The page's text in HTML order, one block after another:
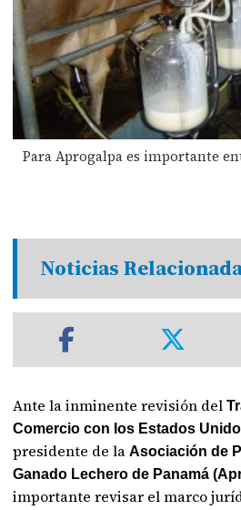
Para Aprogalpa es importante
Noticias
Ante la inminente revisión del
Comercio con los Estados
presidente de laAsociación de
Ganado Lechero de Panamá
importante revisar el marco